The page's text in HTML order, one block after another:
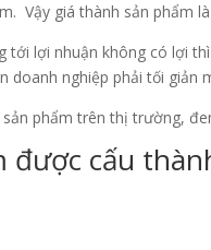
Vậy giá thành sản phẩm
lợi nhuận không có lợi
doanh nghiệp phải tối giản
phẩm trên thị trường,
được cấu